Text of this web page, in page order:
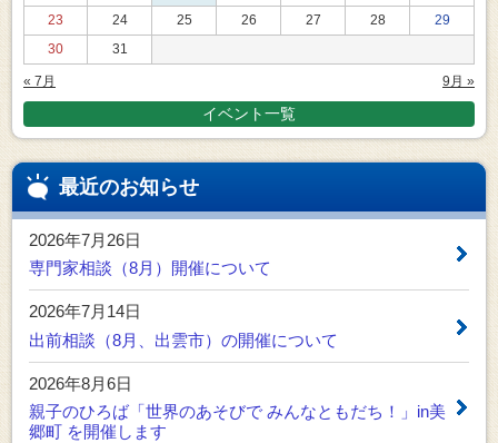
23
24 25 26 27 28
29
30
31
« 7月 9月 »
イベント一覧
最近のお知らせ
2026年7月26日
専門家相談（8月）開催について
2026年7月14日
出前相談（8月、出雲市）の開催について
2026年8月6日
親子のひろば「世界のあそびで みんなともだち！」in美
郷町 を開催します